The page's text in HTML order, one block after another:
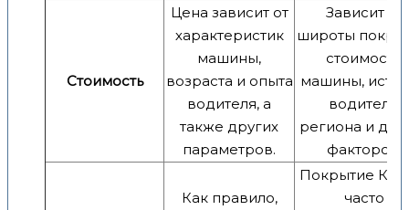
Стоимость
Цена зависит от
характеристик
машины,
возраста и опыта
водителя, а
также других
параметров.
Зависит от
широты
стоимости
машины,
водителя,
региона и
факторов.
Как правило,
Покрытие
часто